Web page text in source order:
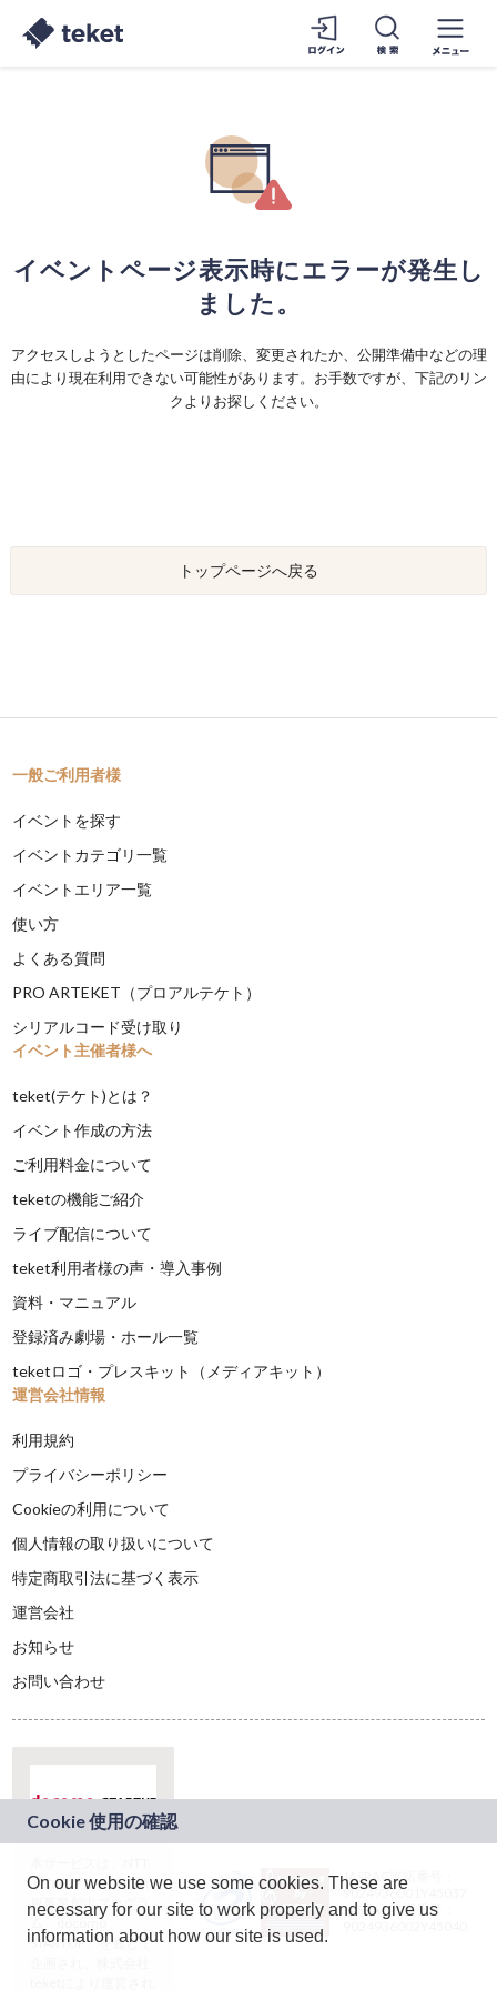
イベントページ表示時にエラーが発生し
ました。
アクセスしようとしたページは削除、変更されたか、公開準備中などの理
由により現在利用できない可能性があります。お手数ですが、下記のリン
クよりお探しください。
トップページへ戻る
一般ご利用者様
イベントを探す
イベントカテゴリ一覧
イベントエリア一覧
使い方
よくある質問
PRO ARTEKET（プロアルテケト）
シリアルコード受け取り
イベント主催者様へ
teket(テケト)とは？
イベント作成の方法
ご利用料金について
teketの機能ご紹介
ライブ配信について
teket利用者様の声・導入事例
資料・マニュアル
登録済み劇場・ホール一覧
teketロゴ・プレスキット（メディアキット）
運営会社情報
利用規約
プライバシーポリシー
Cookieの利用について
個人情報の取り扱いについて
特定商取引法に基づく表示
運営会社
お知らせ
お問い合わせ
ドコモグループの新
規事業創出プログラ
ム「docomo
STARTUP」を通じて
JASRAC許諾番号：
9024936001Y45037
JASRAC許諾番号：
On our website we use some cookies. These are
necessary for our site to work properly and to give us
information about how our site is used.